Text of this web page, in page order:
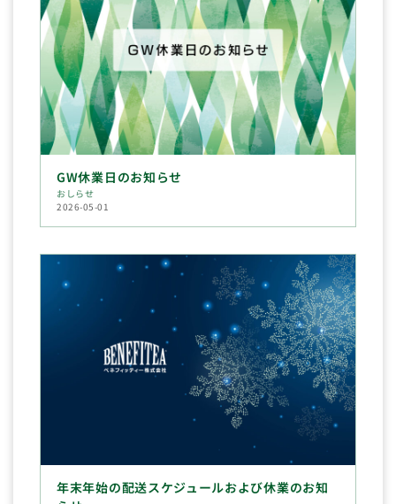
GW休業日のお知らせ
おしらせ
2026-05-01
年末年始の配送スケジュールおよび休業のお知